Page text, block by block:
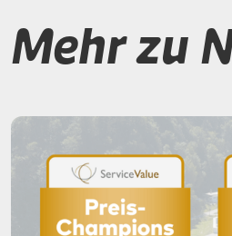
Mehr zu